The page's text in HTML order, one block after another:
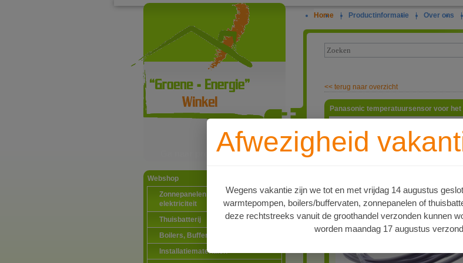
Ga naar productinformatie
Webshop
Zonnepanelen PV-systemen
elektriciteit
Thuisbatterij
Boilers, Buffervaten en toebehoren
Installatiematerialen
Home | Productinformatie | Over ons |
Afwezigheid
Wegens vakantie zijn we tot en met vrijdag 14 augustus
warmtepompen, boilers/buffervaten, zonnepanelen of
deze rechtstreeks vanuit de groothandel verzonden kunnen
worden maandag 17 augustus
<< terug naar overzicht
Panasonic temperatuursensor voor